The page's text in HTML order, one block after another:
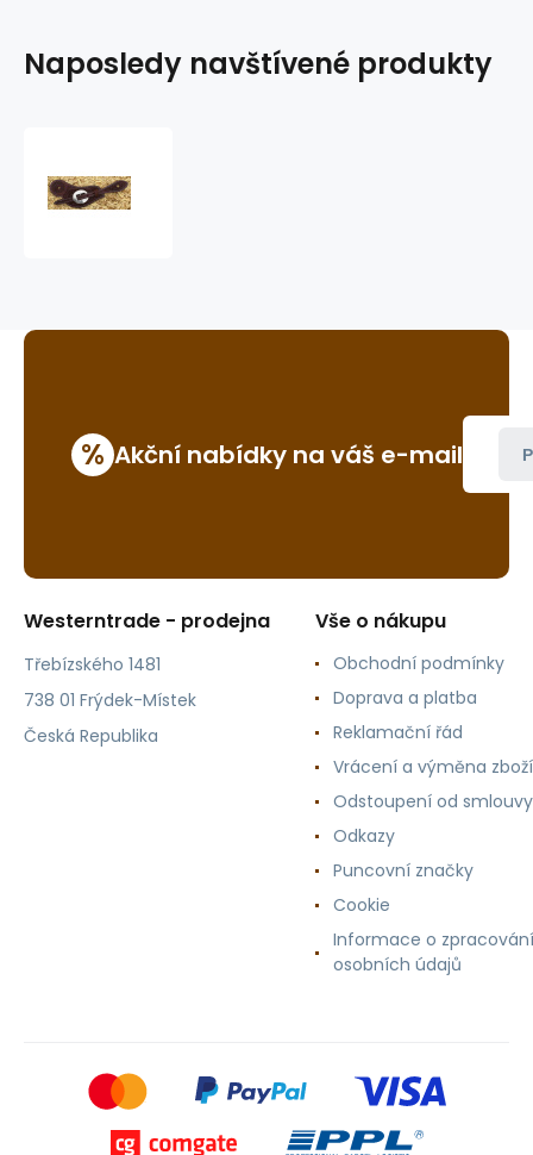
Naposledy navštívené produkty
% Akční nabídky na váš e-mail
Westerntrade - prodejna
Třebízského 1481
738 01 Frýdek-Místek
Česká Republika
Vše o nákupu
Obchodní podmínky
Doprava a platba
Reklamační řád
Vrácení a výměna zboží
Odstoupení od smlouvy
Odkazy
Puncovní značky
Cookie
Informace o zpracování
osobních údajů